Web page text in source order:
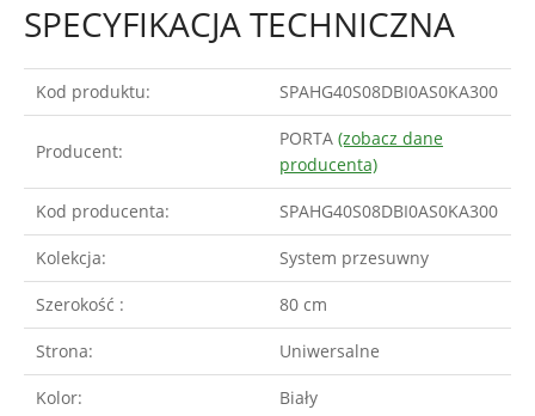
SPECYFIKACJA TECHNICZNA
Kod produktu: SPAHG40S08DBI0AS0KA300
Producent:
PORTA (zobacz dane
producenta)
Kod producenta: SPAHG40S08DBI0AS0KA300
Kolekcja: System przesuwny
Szerokość : 80 cm
Strona: Uniwersalne
Kolor: Biały